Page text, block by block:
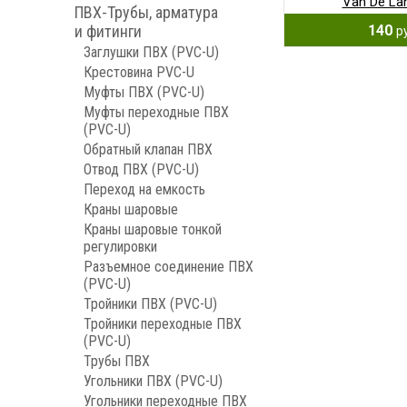
ПВХ-Трубы, арматура
и фитинги
Заглушки ПВХ (PVC-U)
Крестовина PVC-U
Муфты ПВХ (PVC-U)
Муфты переходные ПВХ
(PVC-U)
Обратный клапан ПВХ
Отвод ПВХ (PVC-U)
Переход на емкость
Краны шаровые
Краны шаровые тонкой
регулировки
Разъемное соединение ПВХ
(PVC-U)
Тройники ПВХ (PVC-U)
Тройники переходные ПВХ
(PVC-U)
Трубы ПВХ
Угольники ПВХ (PVC-U)
Угольники переходные ПВХ
140